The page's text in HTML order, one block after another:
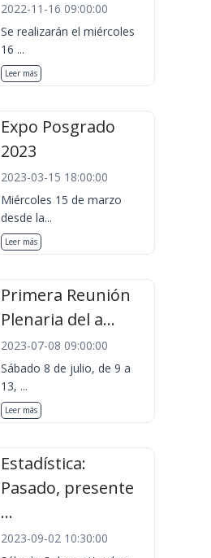
2022-11-16 09:00:00
Se realizarán el miércoles
16 ...
Leer más
Expo Posgrado
2023
2023-03-15 18:00:00
Miércoles 15 de marzo
desde la...
Leer más
Primera Reunión
Plenaria del a...
2023-07-08 09:00:00
Sábado 8 de julio, de 9 a
13, ...
Leer más
Estadística:
Pasado, presente
...
2023-09-02 10:30:00